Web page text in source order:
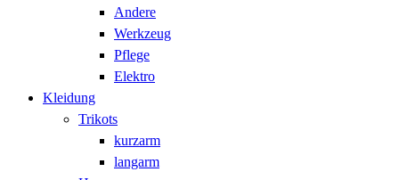
Andere
Werkzeug
Pflege
Elektro
Kleidung
Trikots
kurzarm
langarm